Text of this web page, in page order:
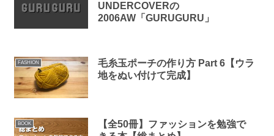
UNDERCOVERの
2006AW「GURUGURU」
FASHION
毛糸玉ポーチの作り方 Part 6【ウラ
地をぬい付けて完成】
BOOK
【全50冊】ファッションを勉強で